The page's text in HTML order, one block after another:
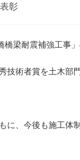
彰
梁耐震補強工事
術者賞を土木部
に、今後も施工体